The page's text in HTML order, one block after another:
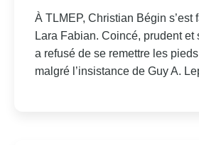
À TLMEP, Christian Bégin s’est
Lara Fabian. Coincé, prudent et
a refusé de se remettre les
malgré l’insistance de Guy A.